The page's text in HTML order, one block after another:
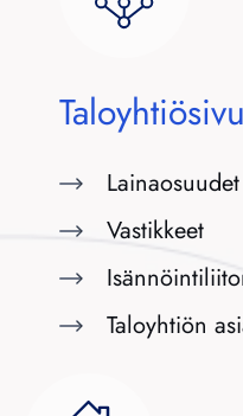
Lainaosuudet
Vastikkeet
Taloyhtiön